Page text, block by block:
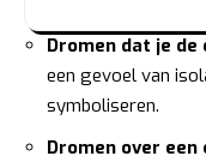
Dromen dat je
een gevoel van
symboliseren.
Dromen over